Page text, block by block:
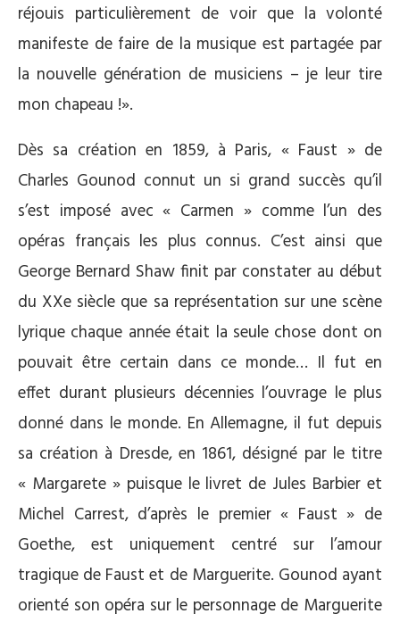
réjouis particulièrement de voir que la volonté
manifeste de faire de la musique est partagée par
la nouvelle génération de musiciens – je leur tire
mon chapeau !».
Dès sa création en 1859, à Paris, « Faust » de
Charles Gounod connut un si grand succès qu’il
s’est imposé avec « Carmen » comme l’un des
opéras français les plus connus. C’est ainsi que
George Bernard Shaw finit par constater au début
du XXe siècle que sa représentation sur une scène
lyrique chaque année était la seule chose dont on
pouvait être certain dans ce monde… Il fut en
effet durant plusieurs décennies l’ouvrage le plus
donné dans le monde. En Allemagne, il fut depuis
sa création à Dresde, en 1861, désigné par le titre
« Margarete » puisque le livret de Jules Barbier et
Michel Carrest, d’après le premier « Faust » de
Goethe, est uniquement centré sur l’amour
tragique de Faust et de Marguerite. Gounod ayant
orienté son opéra sur le personnage de Marguerite